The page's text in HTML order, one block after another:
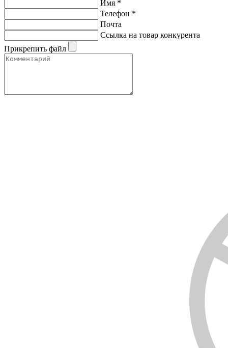
Имя *
Телефон *
Почта
Ссылка на товар конкурента
Прикрепить файл